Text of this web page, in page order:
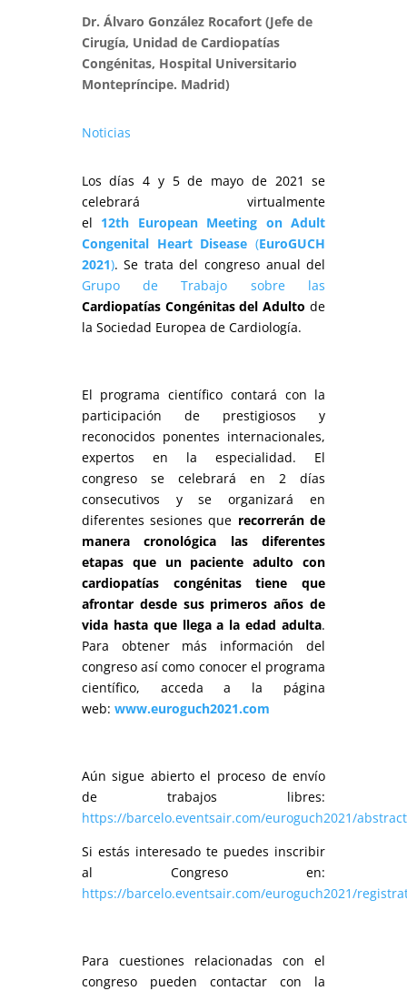
Dr. Álvaro González Rocafort (Jefe de
Cirugía, Unidad de Cardiopatías
Congénitas, Hospital Universitario
Montepríncipe. Madrid)
Noticias
Los días 4 y 5 de mayo de 2021 se
celebrará virtualmente
el 12th European Meeting on Adult
Congenital Heart Disease (EuroGUCH
2021). Se trata del congreso anual del
Grupo de Trabajo sobre las
Cardiopatías Congénitas del Adultode
la Sociedad Europea de Cardiología.
El programa científico contará con la
participación de prestigiosos y
reconocidos ponentes internacionales,
expertos en la especialidad. El
congreso se celebrará en 2 días
consecutivos y se organizará en
diferentes sesiones que recorrerán de
manera cronológica las diferentes
etapas que un paciente adulto con
cardiopatías congénitas tiene que
afrontar desde sus primeros años de
vida hasta que llega a la edad adulta.
Para obtener más información del
congreso así como conocer el programa
científico, acceda a la página
web: www.euroguch2021.com
Aún sigue abierto el proceso de envío
de trabajos libres:
https://barcelo.eventsair.com/euroguch2021/
Si estás interesado te puedes inscribir
al Congreso en:
https://barcelo.eventsair.com/euroguch2021/
Para cuestiones relacionadas con el
congreso pueden contactar con la